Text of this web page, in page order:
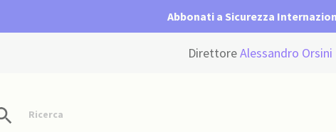
Abbonati a Sicurezza
DirettoreAlessandro Orsini
Ricerca